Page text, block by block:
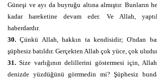
Güneşi ve ayı da buyruğu altına almıştır. Bunların
kadar hareketine devam eder. Ve Allah,
haberdardır.
30.Çünkü Allah, hakkın ta kendisidir; O'ndan
şüphesiz batıldır. Gerçekten Allah çok yüce, çok
31.Size varlığının delillerini göstermesi için,
denizde yüzdüğünü görrmedin mi? Şüphesiz